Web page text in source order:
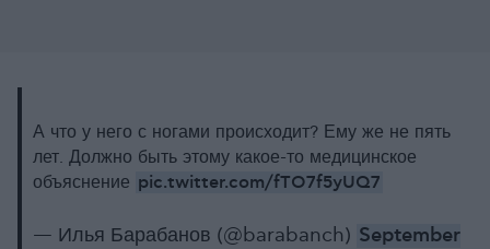
А что у него с ногами происходит? Ему же не пять
лет. Должно быть этому какое-то медицинское
объяснение pic.twitter.com/fTO7f5yUQ7
— Илья Барабанов (@barabanch) September